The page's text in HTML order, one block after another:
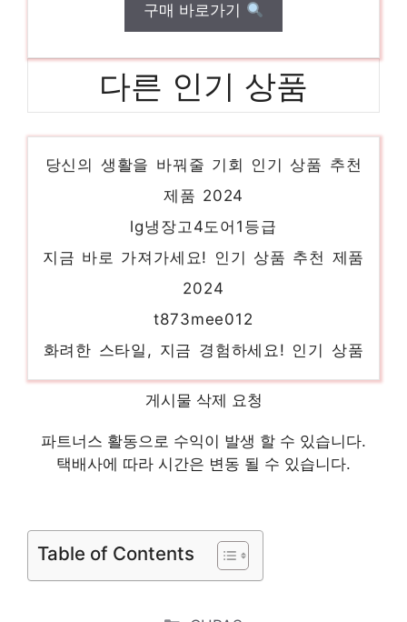
구매 바로가기
다른 인기 상품
비스포크 냉장고
제품 2024
제품 2024
z337meep31
게시물 삭제 요청
파트너스 활동으로 수익이 발생 할 수 있습니다.
택배사에 따라 시간은 변동 될 수 있습니다.
Table of Contents